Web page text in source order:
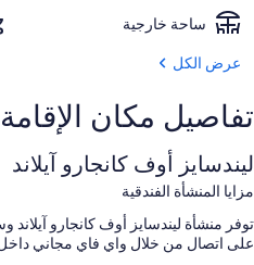
ساحة خارجية
عرض الكل
تفاصيل مكان الإقامة
ليندسايز أوف كانجارو آيلاند
مزايا المنشأة الفندقية
توفر منشأة ليندسايز أوف كانجارو
على اتصال من خلال واي فاي مجاني